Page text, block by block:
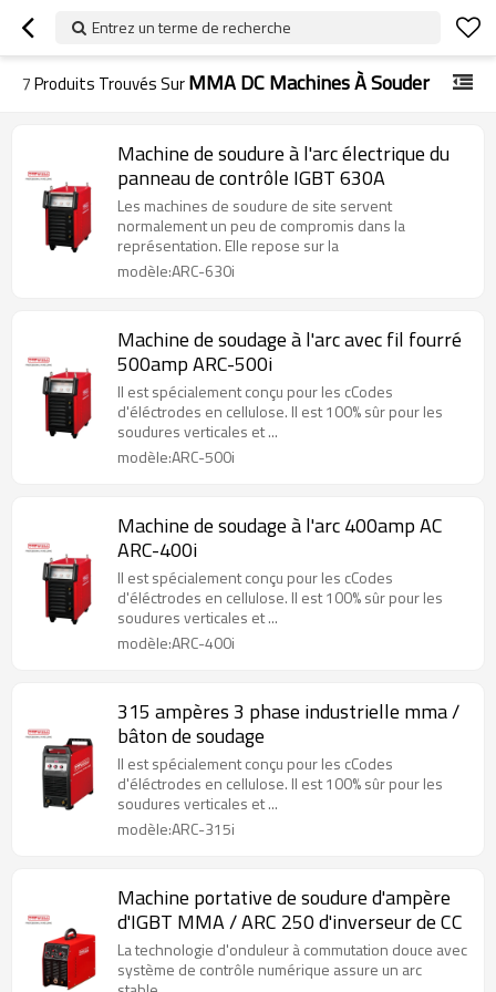
Entrez un terme de recherche
7Produits Trouvés SurMMA DC Machines À Souder
Machine de soudure à l'arc électrique du
panneau de contrôle IGBT 630A
Les machines de soudure de site servent
normalement un peu de compromis dans la
représentation. Elle repose sur la
modèle:ARC-630i
Machine de soudage à l'arc avec fil fourré
500amp ARC-500i
Il est spécialement conçu pour les cCodes
d'éléctrodes en cellulose. Il est 100% sûr pour les
soudures verticales et ...
modèle:ARC-500i
Machine de soudage à l'arc 400amp AC
ARC-400i
Il est spécialement conçu pour les cCodes
d'éléctrodes en cellulose. Il est 100% sûr pour les
soudures verticales et ...
modèle:ARC-400i
315 ampères 3 phase industrielle mma /
bâton de soudage
Il est spécialement conçu pour les cCodes
d'éléctrodes en cellulose. Il est 100% sûr pour les
soudures verticales et ...
modèle:ARC-315i
Machine portative de soudure d'ampère
d'IGBT MMA / ARC 250 d'inverseur de CC
La technologie d'onduleur à commutation douce avec
système de contrôle numérique assure un arc